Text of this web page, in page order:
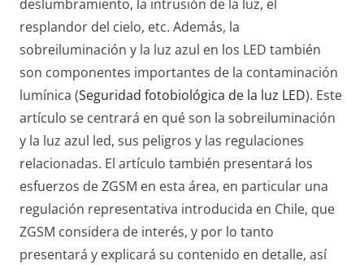
deslumbramiento, la intrusión de la luz, el
resplandor del cielo, etc. Además, la
sobreiluminación y la luz azul en los LED también
son componentes importantes de la contaminación
lumínica (Seguridad fotobiológica de la luz LED). Este
artículo se centrará en qué son la sobreiluminación
y la luz azul led, sus peligros y las regulaciones
relacionadas. El artículo también presentará los
esfuerzos de ZGSM en esta área, en particular una
regulación representativa introducida en Chile, que
ZGSM considera de interés, y por lo tanto
presentará y explicará su contenido en detalle, así